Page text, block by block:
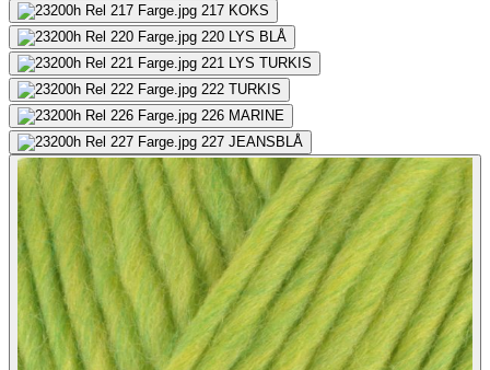
217 KOKS
220 LYS BLÅ
221 LYS TURKIS
222 TURKIS
226 MARINE
227 JEANSBLÅ